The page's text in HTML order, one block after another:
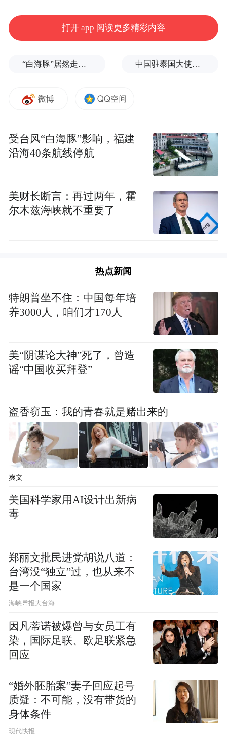
“国家法定节假日、休息日及寒暑假期不得组
织学科类培训”消息一经公布，就有网友反
教”相关广告。与之同时，还有家长担心，有
越大。
可见，湖北宜昌“未经教育部门批准，严禁任
何组织和个人以家教、咨询、文化传播等名
义面向中小学生开展培训业务”的规定正是剑
讲课下讲”、私办有偿培训班等问题，教育部
门也已“出手”整治。
7月27日，据安徽网报道，安徽黄山一教师在
豪华别墅有偿补课，被黄山市教育局现场查
处。
7月28日，据澎湃新闻报道，浙江金华市教育
处理并调离原校。
同在7月28日，教育部官网公布《关于开展中
小学有偿补课和教师违规收受礼品礼金问题
专项整治工作的通知》。该通知表示，将面
向全国中小学校和教师开展为期九个月的有
偿补课和违规收受礼品礼金问题专项整治，
以有效遏制中小学教师“课上不讲课下讲”“组
织开办校外培训班”“到校外培训机构兼职”
“同家长搞利益交换”等突出问题，治理和查
处侵害群众利益的不正之风和腐败问题，并
探索建立师德师风问题线索处置、违规问题
查处、典型问题通报等制度。
“特别声明：以上作品内容(包括在内的视频、图片或音
频)为凤凰网旗下自媒体平台“大风号”用户上传并发
Notice: The content above (including the videos,
pictures and audios if any) is uploaded and posted
by the user of Dafeng Hao, which is a social media
platform and merely provides information storage
space services.”
打开 app 阅读更多精彩内容
“白海豚”居然走出了古怪路径 中国驻泰国大使馆发布关于中国公民来泰国参加文体活动的提醒
受台风“白海豚”影响，福建
沿海40条航线停航
美财长断言：再过两年，霍
尔木兹海峡就不重要了
热点新闻
特朗普坐不住：中国每年培
养3000人，咱们才170人
美“阴谋论大神”死了，曾造
谣“中国收买拜登”
盗香窃玉：我的青春就是赌出来的
爽文
美国科学家用AI设计出新病
毒
郑丽文批民进党胡说八道：
台湾没“独立”过，也从来不
是一个国家
​海峡导报大台海
因凡蒂诺被爆曾与女员工有
染，国际足联、欧足联紧急
回应
“婚外胚胎案”妻子回应起号
质疑：不可能，没有带货的
身体条件
现代快报